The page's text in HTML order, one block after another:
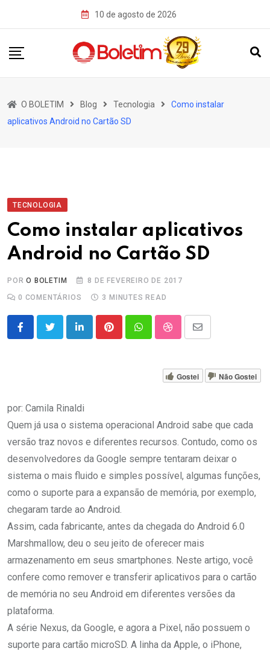
10 de agosto de 2026
O BOLETIM Blog Tecnologia
Como instalar
aplicativos Android no Cartão SD
TECNOLOGIA
Como instalar aplicativos
Android no Cartão SD
PORO BOLETIM
8 DE FEVEREIRO DE 2017
0 COMENTÁRIOS 3 MINUTES READ
LinkedInPinterestWhatsappStumbleUpon
Share
Email
Gostei Não Gostei
por: Camila Rinaldi
Quem já usa o sistema operacional Android sabe que cada
versão traz novos e diferentes recursos. Contudo, como os
desenvolvedores da Google sempre tentaram deixar o
sistema o mais fluido e simples possível, algumas funções,
como o suporte para a expansão de memória, por exemplo,
chegaram tarde ao Android.
Assim, cada fabricante, antes da chegada do Android 6.0
Marshmallow, deu o seu jeito de oferecer mais
armazenamento em seus smartphones. Neste artigo, você
confere como remover e transferir aplicativos para o cartão
de memória no seu Android em diferentes versões da
plataforma.
A série Nexus, da Google, e agora a Pixel, não possuem o
suporte para cartão microSD. A linha da Apple, o iPhone,